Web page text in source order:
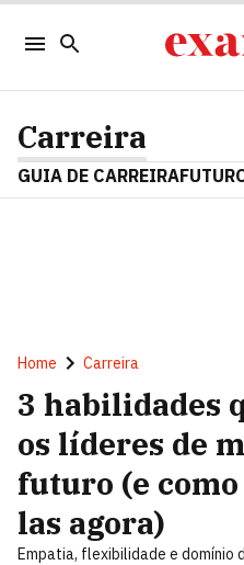
Carreira
GUIA DE CARREIRA
Home Carreira
3 habilidades
os líderes de
futuro (e
las agora)
Empatia, flexibilidade e domínio